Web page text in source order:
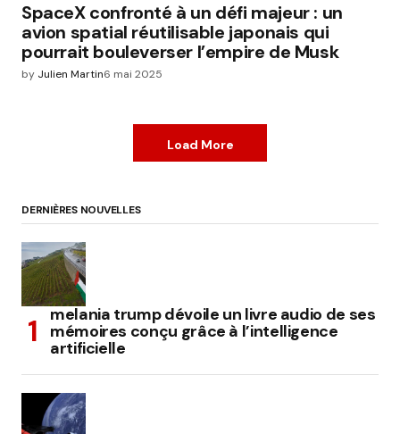
SpaceX confronté à un défi majeur : un
avion spatial réutilisable japonais qui
pourrait bouleverser l’empire de Musk
by Julien Martin6 mai 2025
Load More
DERNIÈRES NOUVELLES
melania trump dévoile un livre audio de ses
mémoires conçu grâce à l’intelligence
artificielle